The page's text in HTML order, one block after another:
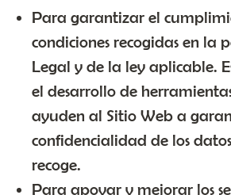
Para garantizar el
condiciones recogidas en la
Legal y de la ley aplicable.
el desarrollo de
ayuden al Sitio Web a
confidencialidad de los
recoge.
Para apoyar y mejorar los